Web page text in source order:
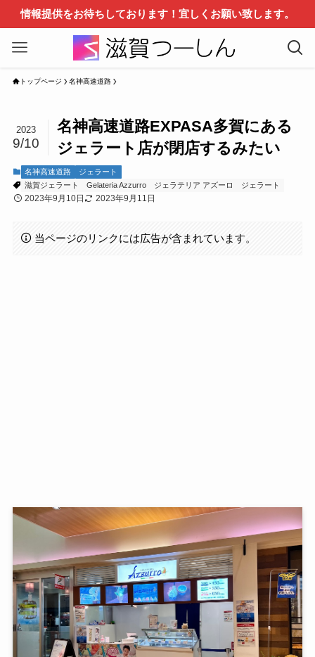
情報提供をお待ちしております！宜しくお願い致します。
トップページ 名神高速道路
名神高速道路EXPASA多賀にある
ジェラート店が閉店するみたい
2023
9/10
名神高速道路
ジェラート
滋賀ジェラート
Gelateria Azzurro ジェラテリア アズーロ ジェラート
2023年9月10日 2023年9月11日
当ページのリンクには広告が含まれています。